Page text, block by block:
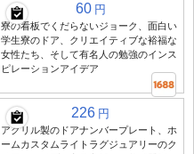
60 円
寮の看板でくだらないジョーク、面白い
学生寮のドア、クリエイティブな裕福な
女性たち、そして有名人の勉強のインス
ピレーションアイデア
226 円
アクリル製のドアナンバープレート、ホ
ームカスタムライトラグジュアリーのク